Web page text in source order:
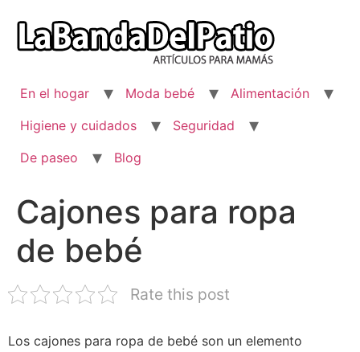
contenido
En el hogar Moda bebé
Alimentación
Higiene y cuidados
Seguridad
De paseo
Blog
Cajones para ropa
de bebé
Rate this post
Los cajones para ropa de bebé son un elemento